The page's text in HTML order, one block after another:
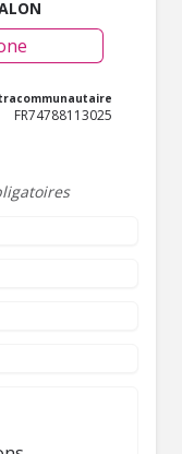
FR74788113025